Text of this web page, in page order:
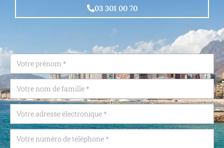
03 301 00 70